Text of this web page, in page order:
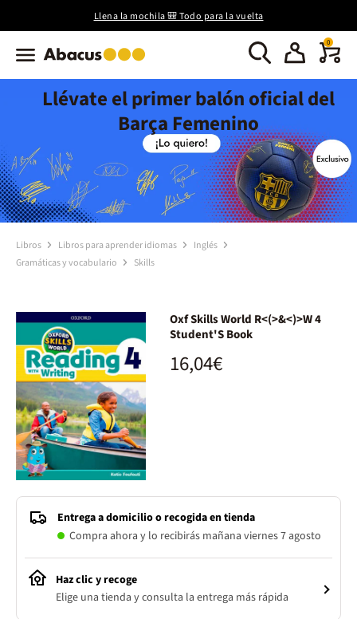
Llena la mochila 🎒 Todo para la vuelta
0
Llévate el primer balón oficial del
Barça Femenino
Libros Libros para aprender idiomas
Inglés
Gramáticas y vocabulario
Skills
Oxf Skills World R<(>&<)>W 4
Student'S Book
16,04€
Entrega a domicilio o recogida en tienda
Compra ahora y lo recibirás mañana viernes 7 agosto
Haz clic y recoge
Elige una tienda y consulta la entrega más rápida